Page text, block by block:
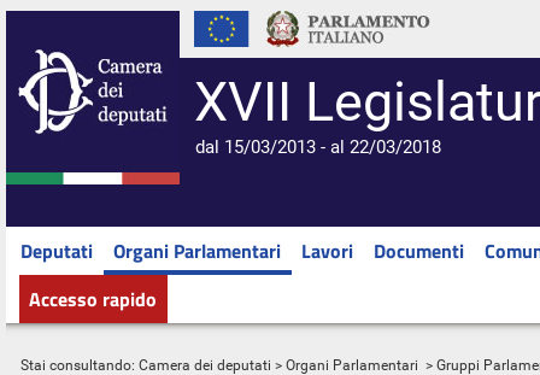
XVII
dal 15/03/2013 - al 22/03/2018
Deputati Organi Parlamentari Lavori Documenti
Accesso rapido
Stai consultando: Camera dei deputati > Organi Parlamentari > Gruppi